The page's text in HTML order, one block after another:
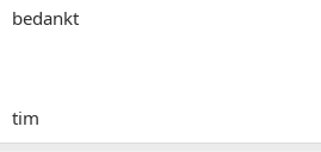
bedankt
tim